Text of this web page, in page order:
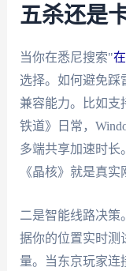
五杀还是
当你在悉尼搜索"
选择。如何避免踩
兼容能力。比如支
铁道》日常，
多端共享加速时长
《晶核》就是真实
二是智能线路决策
据你的位置实时测
量。当东京玩家连